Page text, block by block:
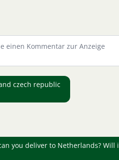
czech republic
you deliver to Netherlands? Will